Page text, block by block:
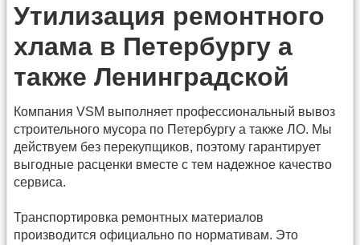
Утилизация ремонтного
хлама в Петербургу а
также Ленинградской
Компания VSM выполняет профессиональный вывоз
строительного мусора по Петербургу а также ЛО. Мы
действуем без перекупщиков, поэтому гарантирует
выгодные расценки вместе с тем надежное качество
сервиса.
Транспортировка ремонтных материалов
производится официально по нормативам. Это